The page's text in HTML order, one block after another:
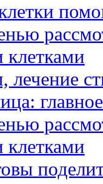
клетками
клетками